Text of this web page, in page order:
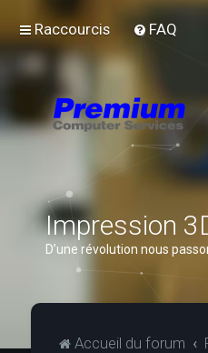
Raccourcis FAQ
Impression
D’une révolution nous
Accueil du forum